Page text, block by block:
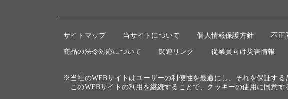
サイトマップ 当サイトについて 個人情報保護方針 不正
商品の法令対応について 関連リンク 従業員向け災害情報
※当社のWEBサイトはユーザーの利便性を最適にし、それを保証する
このWEBサイトの利用を継続することで、クッキーの使用に同意す